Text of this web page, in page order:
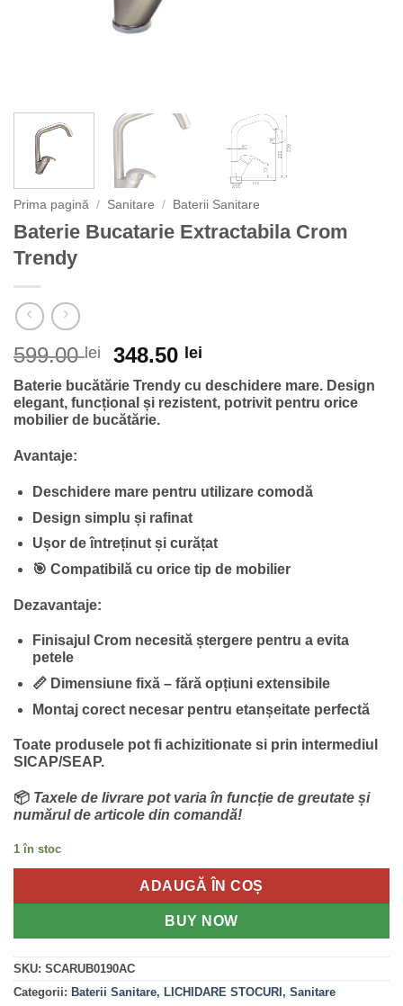
Prima pagină / Sanitare / Baterii Sanitare
Baterie Bucatarie Extractabila Crom
Trendy
599.00 lei
Prețul
inițial
a
fost:
348.50 lei
curent
este:
Baterie bucătărie Trendy cu deschidere mare. Design
elegant, funcțional și rezistent, potrivit pentru orice
mobilier de bucătărie.
Avantaje:
Deschidere mare pentru utilizare comodă
Design simplu și rafinat
Ușor de întreținut și curățat
🎯 Compatibilă cu orice tip de mobilier
Dezavantaje:
Finisajul Crom necesită ștergere pentru a evita
petele
📏 Dimensiune fixă – fără opțiuni extensibile
Montaj corect necesar pentru etanșeitate perfectă
Toate produsele pot fi achizitionate si prin intermediul
SICAP/SEAP.
📦 Taxele de livrare pot varia în funcție de greutate și
numărul de articole din comandă!
1 în stoc
ADAUGĂ ÎN COȘ
BUY NOW
SKU: SCARUB0190AC
Categorii: Baterii Sanitare, LICHIDARE STOCURI , Sanitare